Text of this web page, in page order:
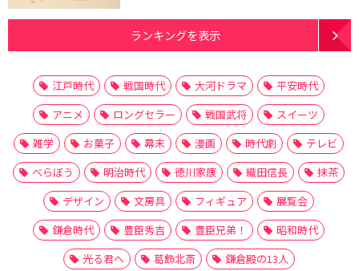
ランキングを表示
江戸時代 戦国時代 大河ドラマ
平安時代
アニメ
ロングセラー 戦国武将
スイーツ
雑学
お菓子 幕末 漫画 時代劇
テレビ
べらぼう
明治時代 徳川家康 織田信長
抹茶
デザイン
文房具 フィギュア
展覧会
鎌倉時代
豊臣秀吉 豊臣兄弟！
昭和時代
光る君へ
葛飾北斎 鎌倉殿の13人